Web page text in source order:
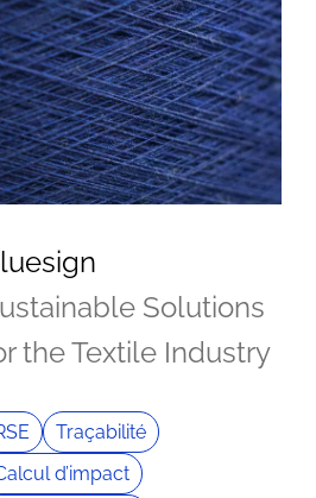
Solutions
the Textile Industry
Traçabilité
d’impact